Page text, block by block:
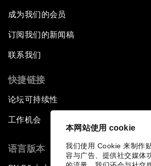
本网站使用 cookie
我们使用 Cookie 来制作
容与广告、提供社交媒体
成为我们的会员
订阅我们的新闻稿
联系我们
快捷链接
论坛可持续性
工作机会
语言版本